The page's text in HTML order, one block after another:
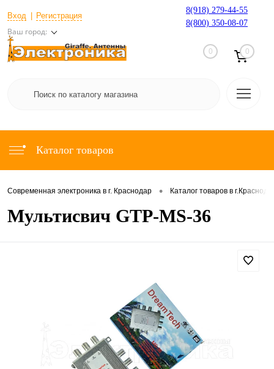
Вход Регистрация
Ваш город:
8(918) 279-44-55
8(800) 350-08-07
0 0
Каталог товаров
Современная электроника в г. Краснодар • Каталог товаров в
Мультисвич GTP-MS-36